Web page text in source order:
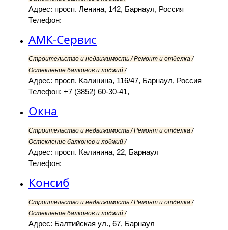
Адрес: просп. Ленина, 142, Барнаул, Россия
Телефон:
АМК-Сервис
Строительство и недвижимость / Ремонт и отделка /
Остекление балконов и лоджий /
Адрес: просп. Калинина, 116/47, Барнаул, Россия
Телефон: +7 (3852) 60-30-41,
Окна
Строительство и недвижимость / Ремонт и отделка /
Остекление балконов и лоджий /
Адрес: просп. Калинина, 22, Барнаул
Телефон:
Консиб
Строительство и недвижимость / Ремонт и отделка /
Остекление балконов и лоджий /
Адрес: Балтийская ул., 67, Барнаул